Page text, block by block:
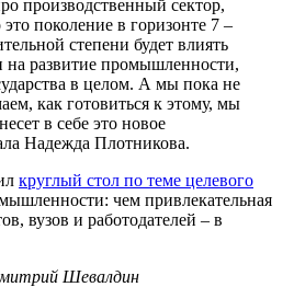
производственный сектор,
поколение в горизонте 7 –
степени будет влиять
на развитие промышленности,
в целом. А мы пока не
как готовиться к этому, мы
в себе это новое
Надежда Плотникова.
круглый стол по теме целевого
чем привлекательная
вузов и работодателей – в
Шевалдин